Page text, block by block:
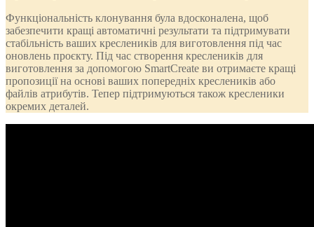
Функціональність клонування була вдосконалена, щоб
забезпечити кращі автоматичні результати та підтримувати
стабільність ваших креслеників для виготовлення під час
оновлень проєкту. Під час створення креслеників для
виготовлення за допомогою SmartCreate ви отримаєте кращі
пропозиції на основі ваших попередніх креслеників або
файлів атрибутів. Тепер підтримуються також кресленики
окремих деталей.